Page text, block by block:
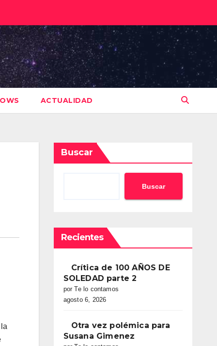
ACTUALIDAD
Buscar
Buscar
Recientes
Crítica de 100 AÑOS DE
SOLEDAD parte 2
por Te lo contamos
agosto 6, 2026
Otra vez polémica para
Susana Gimenez